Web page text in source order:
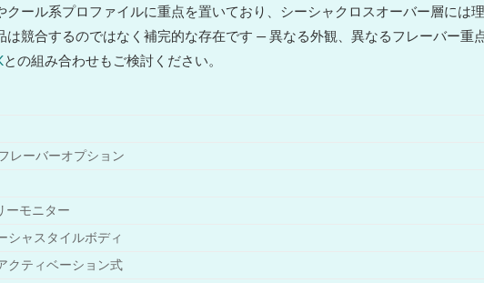
ール系プロファイルに重点を置いており、シーシャクロスオーバー層には
競合するのではなく補完的な存在です — 異なる外観、異なるフレーバー重
との組み合わせもご検討ください。
レーバーオプション
ーモニター
シャスタイルボディ
クティベーション式